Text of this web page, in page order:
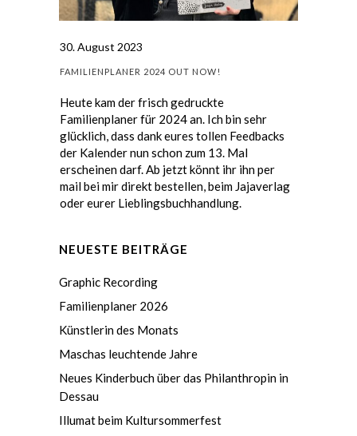
30. August 2023
FAMILIENPLANER 2024 OUT NOW!
Heute kam der frisch gedruckte
Familienplaner für 2024 an. Ich bin sehr
glücklich, dass dank eures tollen Feedbacks
der Kalender nun schon zum 13. Mal
erscheinen darf. Ab jetzt könnt ihr ihn per
mail bei mir direkt bestellen, beim Jajaverlag
oder eurer Lieblingsbuchhandlung.
NEUESTE BEITRÄGE
Graphic Recording
Familienplaner 2026
Künstlerin des Monats
Maschas leuchtende Jahre
Neues Kinderbuch über das Philanthropin in
Dessau
Illumat beim Kultursommerfest